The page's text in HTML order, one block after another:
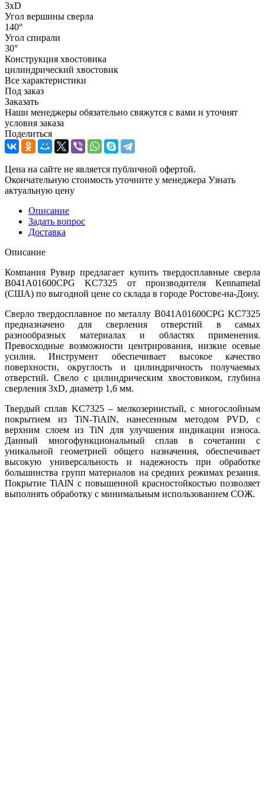
3xD
Угол вершины сверла
140°
Угол спирали
30°
Конструкция хвостовика
цилиндрический хвостовик
Все характеристики
Под заказ
Заказать
Наши менеджеры обязательно свяжутся с вами и уточнят
условия заказа
Поделиться
Цена на сайте не является публичной офертой.
Окончательную стоимость уточните у менеджера Узнать
актуальную цену
Описание
Задать вопрос
Доставка
Описание
Компания Рувир предлагает купить твердосплавные сверла
B041A01600CPG KC7325 от производителя Kennametal
(США) по выгодной цене со склада в городе Ростове-на-Дону.
Сверло твердосплавное по металлу B041A01600CPG KC7325
предназначено для сверления отверстий в самых
разнообразных материалах и областях применения.
Превосходные возможности центрирования, низкие осевые
усилия. Инструмент обеспечивает высокое качество
поверхности, округлость и цилиндричность получаемых
отверстий. Свело с цилиндрическим хвостовиком, глубина
сверления 3xD, диаметр 1,6 мм.
Твердый сплав KC7325 – мелкозернистый, с многослойным
покрытием из TiN-TiAlN, нанесенным методом PVD, с
верхним слоем из TiN для улучшения индикации износа.
Данный многофункциональный сплав в сочетании с
уникальной геометрией общего назначения, обеспечивает
высокую универсальность и надежность при обработке
большинства групп материалов на средних режимах резания.
Покрытие TiAlN с повышенной красностойкостью позволяет
выполнять обработку с минимальным использованием СОЖ.